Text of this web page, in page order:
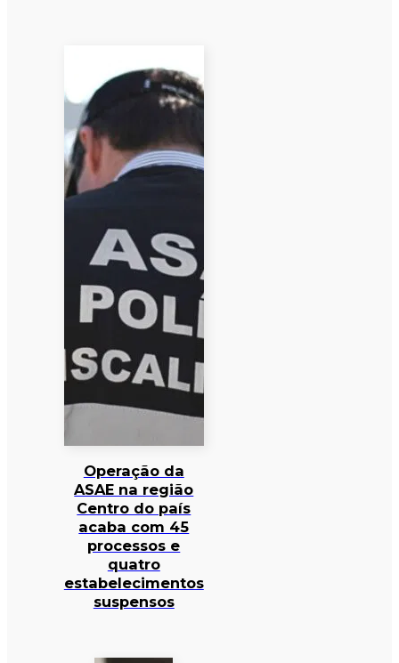
Operação da
ASAE na região
Centro do país
acaba com 45
processos e
quatro
estabelecimentos
suspensos